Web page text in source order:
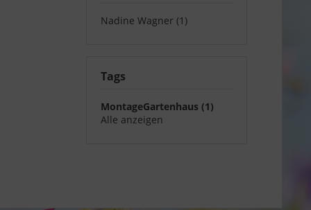
Nadine Wagner (1)
Tags
MontageGartenhaus (1)
Alle anzeigen